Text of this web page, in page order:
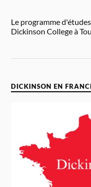
Le programme
Dickinson College à
DICKINSON EN